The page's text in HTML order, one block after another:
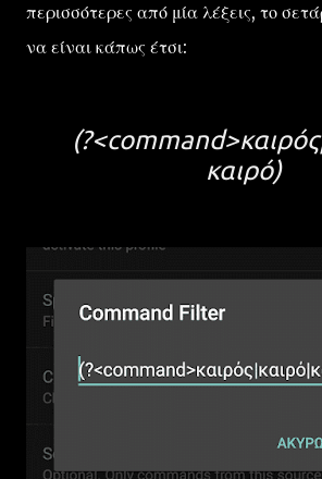
περισσότερες από μία λέξεις, το
να είναι κάπως έτσι:
καιρό)